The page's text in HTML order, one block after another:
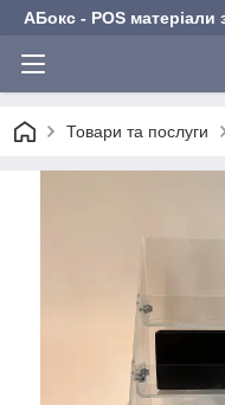
АБокс - POS матеріали
Товари та послуги